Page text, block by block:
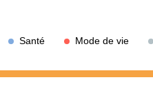
Santé Mode de vie